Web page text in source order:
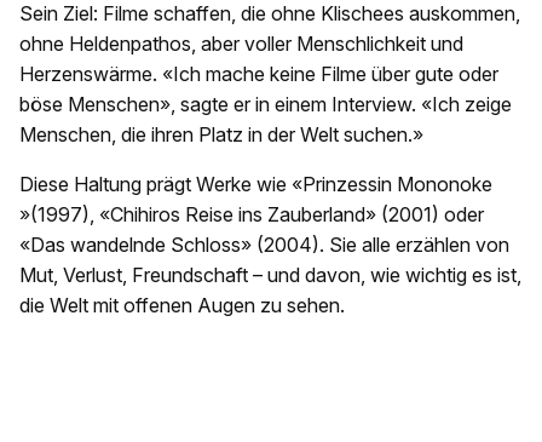
Sein Ziel: Filme schaffen, die ohne Klischees auskommen,
ohne Heldenpathos, aber voller Menschlichkeit und
Herzenswärme. «Ich mache keine Filme über gute oder
böse Menschen», sagte er in einem Interview. «Ich zeige
Menschen, die ihren Platz in der Welt suchen.»
Diese Haltung prägt Werke wie «Prinzessin Mononoke
»(1997), «Chihiros Reise ins Zauberland» (2001) oder
«Das wandelnde Schloss» (2004). Sie alle erzählen von
Mut, Verlust, Freundschaft – und davon, wie wichtig es ist,
die Welt mit offenen Augen zu sehen.